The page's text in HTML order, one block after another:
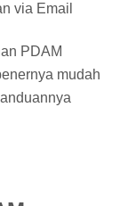
via Email
PDAM
mudah